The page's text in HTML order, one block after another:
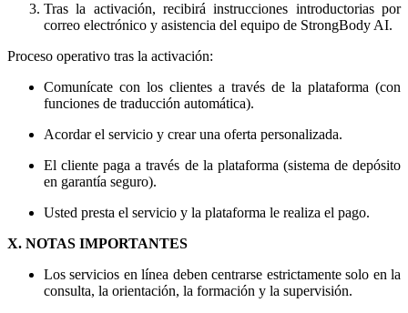
Tras la activación, recibirá instrucciones introductorias por
correo electrónico y asistencia del equipo de StrongBody AI.
Proceso operativo tras la activación:
Comunícate con los clientes a través de la plataforma (con
funciones de traducción automática).
Acordar el servicio y crear una oferta personalizada.
El cliente paga a través de la plataforma (sistema de depósito
en garantía seguro).
Usted presta el servicio y la plataforma le realiza el pago.
X. NOTAS IMPORTANTES
Los servicios en línea deben centrarse estrictamente solo en la
consulta, la orientación, la formación y la supervisión.